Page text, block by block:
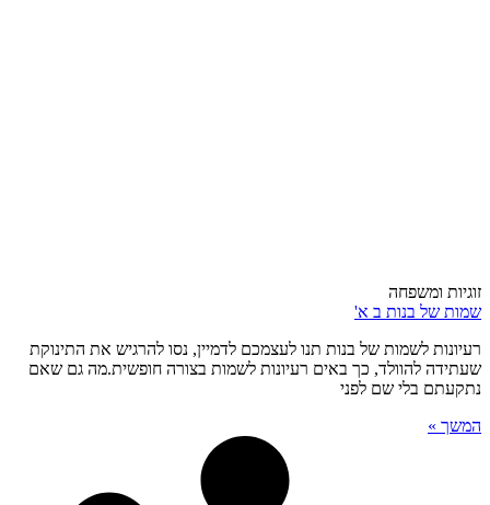
זוגיות ומשפחה
שמות של בנות ב א'
רעיונות לשמות של בנות תנו לעצמכם לדמיין, נסו להרגיש את התינוקת
שעתידה להוולד, כך באים רעיונות לשמות בצורה חופשית.מה גם שאם
נתקעתם בלי שם לפני
המשך »